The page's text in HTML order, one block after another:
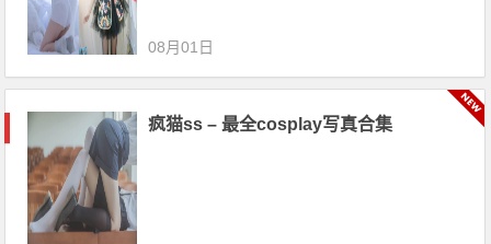
08月01日
疯猫ss – 最全cosplay写真合集